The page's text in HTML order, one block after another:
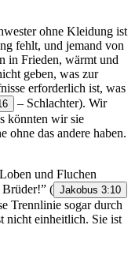
ohne Kleidung ist
fehlt, und jemand von
in Frieden, wärmt und
geben, was zur
erforderlich ist, was
– Schlachter). Wir
könnten wir sie
ohne das andere haben.
und Fluchen
Brüder!” ( Jakobus 3:10
Trennlinie sogar durch
nicht einheitlich. Sie ist